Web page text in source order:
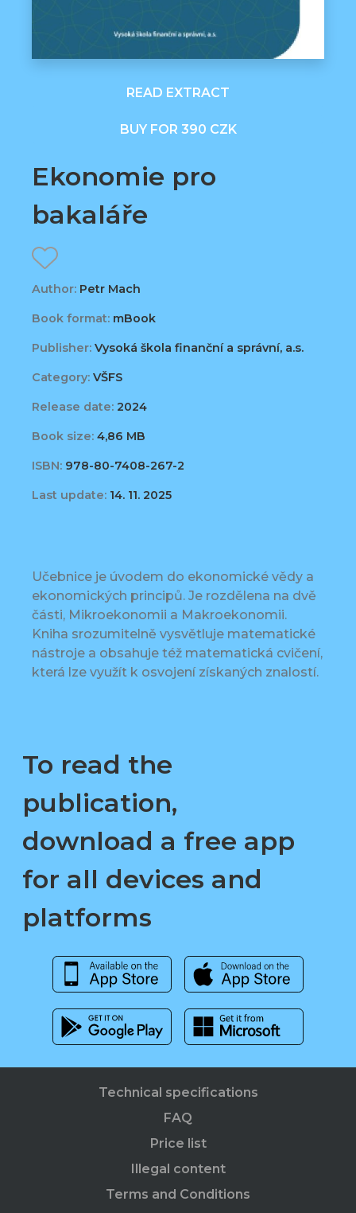
READ EXTRACT
BUY FOR 390 CZK
Ekonomie pro
bakaláře
Author: Petr Mach
Book format: mBook
Publisher: Vysoká škola finanční a správní, a.s.
Category: VŠFS
Release date: 2024
Book size: 4,86 MB
ISBN: 978-80-7408-267-2
Last update: 14. 11. 2025
Učebnice je úvodem do ekonomické vědy a
ekonomických principů. Je rozdělena na dvě
části, Mikroekonomii a Makroekonomii.
Kniha srozumitelně vysvětluje matematické
nástroje a obsahuje též matematická cvičení,
která lze využít k osvojení získaných znalostí.
To read the
publication,
download a free app
for all devices and
platforms
Technical specifications
FAQ
Price list
Illegal content
Terms and Conditions